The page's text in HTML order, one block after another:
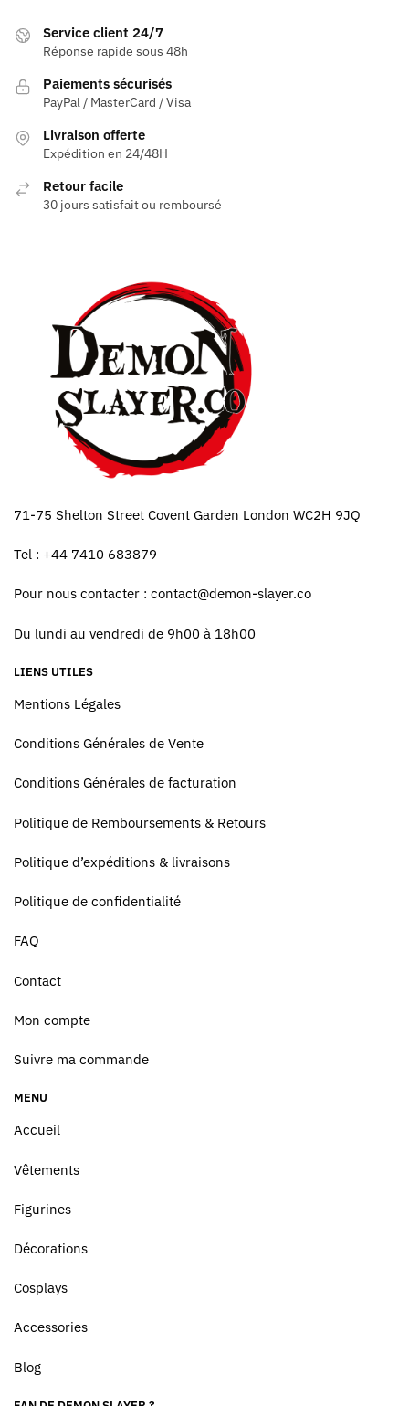
Service client 24/7
Réponse rapide sous 48h
Paiements sécurisés
PayPal / MasterCard / Visa
Livraison offerte
Expédition en 24/48H
Retour facile
30 jours satisfait ou remboursé
71-75 Shelton Street Covent Garden London WC2H 9JQ
Tel : +44 7410 683879
Pour nous contacter : contact@demon-slayer.co
Du lundi au vendredi de 9h00 à 18h00
LIENS UTILES
Mentions Légales
Conditions Générales de Vente
Conditions Générales de facturation
Politique de Remboursements & Retours
Politique d’expéditions & livraisons
Politique de confidentialité
FAQ
Contact
Mon compte
Suivre ma commande
MENU
Accueil
Vêtements
Figurines
Décorations
Cosplays
Accessories
Blog